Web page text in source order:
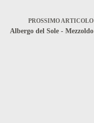
PROSSIMOARTICOLO
Albergo del Sole - Mezzoldo